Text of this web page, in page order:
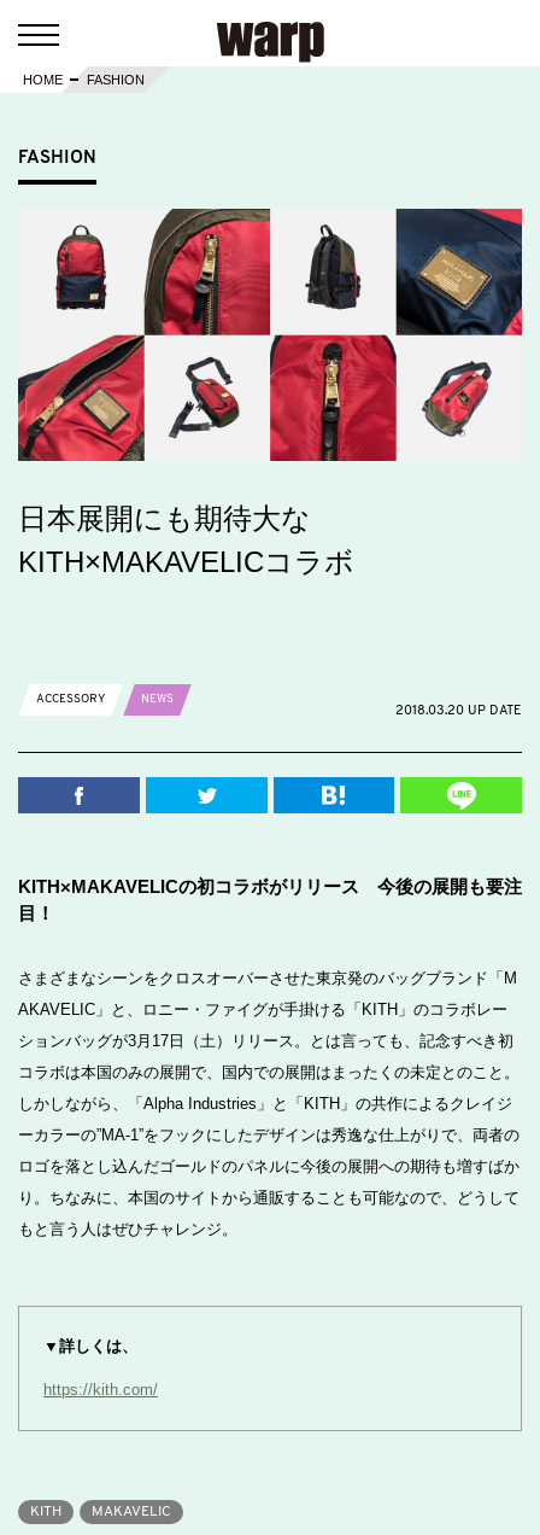
HOME FASHION
FASHION
日本展開にも期待大な
KITH×MAKAVELICコラボ
ACCESSORY
NEWS
2018.03.20 UP DATE
KITH×MAKAVELICの初コラボがリリース 今後の展開も要注
目！
さまざまなシーンをクロスオーバーさせた東京発のバッグブランド「M
AKAVELIC」と、ロニー・ファイグが手掛ける「KITH」のコラボレー
ションバッグが3月17日（土）リリース。とは言っても、記念すべき初
コラボは本国のみの展開で、国内での展開はまったくの未定とのこと。
しかしながら、「Alpha Industries」と「KITH」の共作によるクレイジ
ーカラーの”MA-1”をフックにしたデザインは秀逸な仕上がりで、両者の
ロゴを落とし込んだゴールドのパネルに今後の展開への期待も増すばか
り。ちなみに、本国のサイトから通販することも可能なので、どうして
もと言う人はぜひチャレンジ。
▼詳しくは、
https://kith.com/
KITH MAKAVELIC